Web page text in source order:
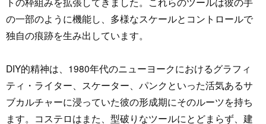
の一部のように機能し、多様なスケールとコントロールで
独自の痕跡を生み出しています。
DIY的精神は、1980年代のニューヨークにおけるグラフィ
ティ・ライター、スケーター、パンクといった活気あるサ
ブカルチャーに浸っていた彼の形成期にそのルーツを持ち
ます。コステロはまた、型破りなツールにとどまらず、建